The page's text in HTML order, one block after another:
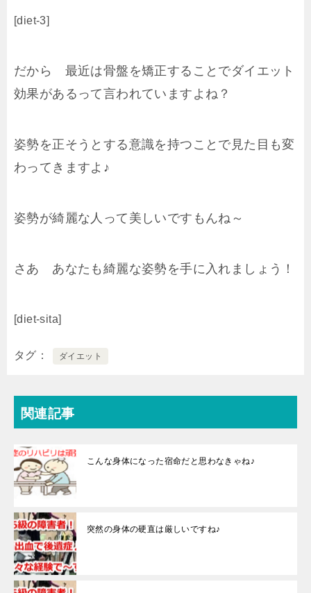
[diet-3]
だから 最近は骨盤を矯正することでダイエット
効果があるって言われていますよね？
姿勢を正そうとする意識を持つことで見た目も変
わってきますよ♪
姿勢が綺麗な人って美しいですもんね～
さあ あなたも綺麗な姿勢を手に入れましょう！
[diet-sita]
タグ ダイエット
関連記事
こんな身体になった宿命だと思わなきゃね♪
突然の身体の硬直は厳しいですね♪